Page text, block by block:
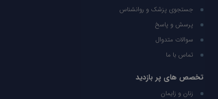
جستجوی پزشک و روانشناس
پرسش و پاسخ
سوالات متدوال
تماس با ما
تخصص های پر بازدید
زنان و زایمان